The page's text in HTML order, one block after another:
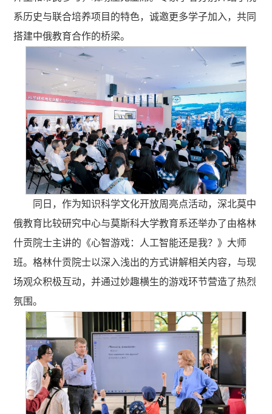
系历史与联合培养项目的特色，诚邀更多学子加入，共同
搭建中俄教育合作的桥梁。
同日，作为知识科学文化开放周亮点活动，深北莫中
俄教育比较研究中心与莫斯科大学教育系还举办了由格林
什贡院士主讲的《心智游戏：人工智能还是我？》大师
班。格林什贡院士以深入浅出的方式讲解相关内容，与现
场观众积极互动，并通过妙趣横生的游戏环节营造了热烈
氛围。